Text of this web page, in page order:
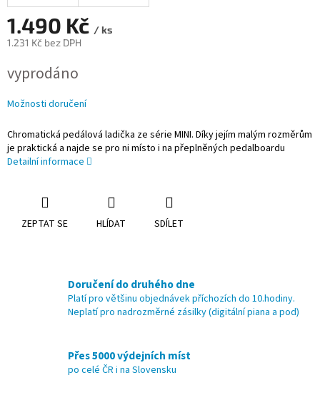
1.490 Kč / ks
1.231 Kč bez DPH
cena:
vyprodáno
Možnosti doručení
Chromatická pedálová ladička ze série MINI. Díky jejím malým rozměrům
je praktická a najde se pro ni místo i na přeplněných pedalboardu
Detailní informace
ZEPTAT SE HLÍDAT SDÍLET
Doručení do druhého dne
Platí pro většinu objednávek příchozích do 10.hodiny.
Neplatí pro nadrozměrné zásilky (digitální piana a pod)
Přes 5000 výdejních míst
po celé ČR i na Slovensku